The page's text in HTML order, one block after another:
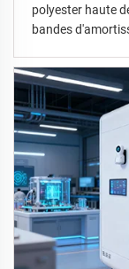
polyester haute
bandes